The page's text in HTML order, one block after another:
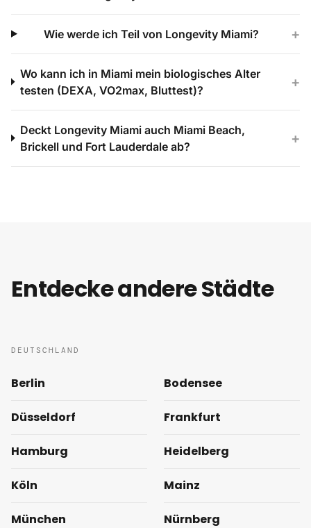
Wie werde ich Teil von Longevity Miami? +
Wo kann ich in Miami mein biologisches Alter
testen (DEXA, VO2max, Bluttest)?
+
Deckt Longevity Miami auch Miami Beach,
Brickell und Fort Lauderdale ab?
+
Entdecke andere Städte
DEUTSCHLAND
Berlin Bodensee
Düsseldorf Frankfurt
Hamburg Heidelberg
Köln Mainz
München Nürnberg